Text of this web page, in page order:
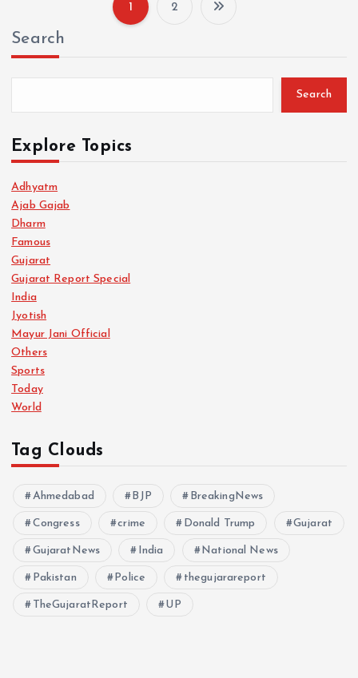
i
o
n
1 2
Search
Search
Explore Topics
Adhyatm
Ajab Gajab
Dharm
Famous
Gujarat
Gujarat Report Special
India
Jyotish
Mayur Jani Official
Others
Sports
Today
World
Tag Clouds
Ahmedabad BJP BreakingNews
Congress crime Donald Trump Gujarat
GujaratNews India National News
Pakistan Police thegujarareport
TheGujaratReport UP